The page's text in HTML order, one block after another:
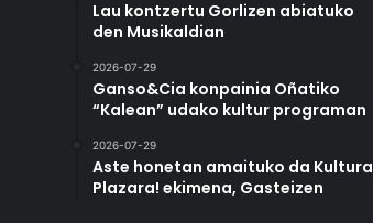
Lau kontzertu Gorlizen abiatuko
den Musikaldian
2026-07-29
Ganso&Cia konpainia Oñatiko
“Kalean” udako kultur programan
2026-07-29
Aste honetan amaituko da Kultura
Plazara! ekimena, Gasteizen